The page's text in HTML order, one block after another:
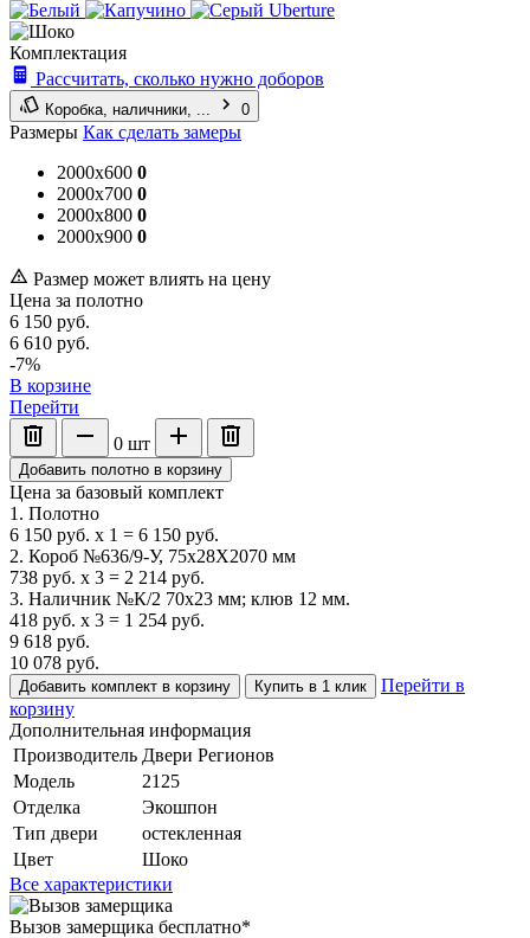
Комплектация
Рассчитать, сколько нужно доборов
Коробка, наличники, ... 0
Размеры Как сделать замеры
2000x600 0
2000x700 0
2000x800 0
2000x900 0
Размер может влиять на цену
Цена за полотно
6 150 руб.
6 610 руб.
-7%
В корзине
Перейти
0 шт
Добавить полотно в корзину
Цена за базовый комплект
1. Полотно
6 150 руб. x 1 = 6 150 руб.
2. Короб №636/9-У, 75х28Х2070 мм
738 руб. x 3 = 2 214 руб.
3. Наличник №К/2 70х23 мм; клюв 12 мм.
418 руб. x 3 = 1 254 руб.
9 618 руб.
10 078 руб.
Добавить комплект в корзину Купить в 1 клик
Перейти в
корзину
Дополнительная информация
Производитель Двери Регионов
Модель
2125
Отделка
Экошпон
Тип двери
остекленная
Цвет
Шоко
Все характеристики
Вызов замерщика бесплатно*